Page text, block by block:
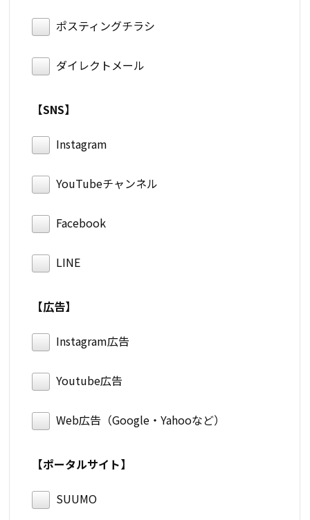
ポスティングチラシ
ダイレクトメール
【SNS】
Instagram
YouTubeチャンネル
Facebook
LINE
【広告】
Instagram広告
Youtube広告
Web広告（Google・Yahooなど）
【ポータルサイト】
SUUMO